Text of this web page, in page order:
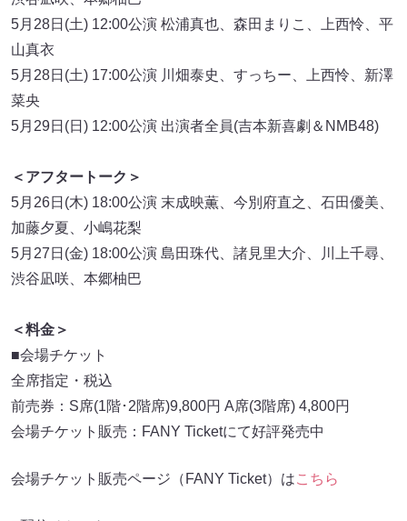
5月28日(土) 12:00公演 松浦真也、森田まりこ、上西怜、平
山真衣
5月28日(土) 17:00公演 川畑泰史、すっちー、上西怜、新澤
菜央
5月29日(日) 12:00公演 出演者全員(吉本新喜劇＆NMB48)
＜アフタートーク＞
5月26日(木) 18:00公演 末成映薫、今別府直之、石田優美、
加藤夕夏、小嶋花梨
5月27日(金) 18:00公演 島田珠代、諸見里大介、川上千尋、
渋谷凪咲、本郷柚巴
＜料金＞
■会場チケット
全席指定・税込
前売券：S席(1階･2階席)9,800円 A席(3階席) 4,800円
会場チケット販売：FANY Ticketにて好評発売中
会場チケット販売ページ（FANY Ticket）はこちら